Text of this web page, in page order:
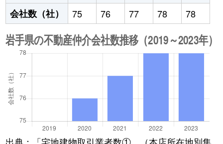
会社数（社）
75 76 77 78 78
出典：「宅地建物取引業者数① （本店所在地別集